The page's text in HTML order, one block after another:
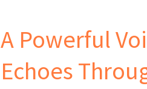
A Powerful
Echoes
Voice
from
Afghanistan
Echoes